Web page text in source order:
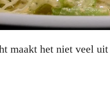
maakt het niet veel